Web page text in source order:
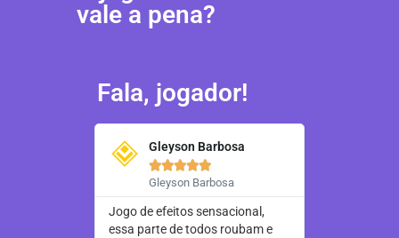
vale a pena?
Fala, jogador!
Gleyson Barbosa

Gleyson Barbosa
Jogo de efeitos sensacional,
essa parte de todos roubam e